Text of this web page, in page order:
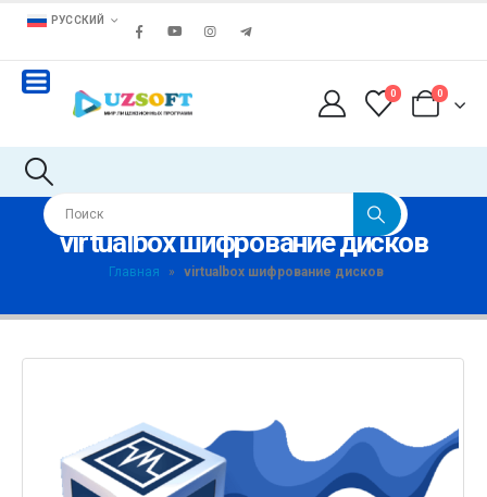
РУССКИЙ
0 0
virtualbox шифрование дисков
Главная » virtualbox шифрование дисков